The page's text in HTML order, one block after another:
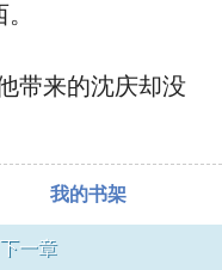
来的沈庆却没
我的书架
下一章